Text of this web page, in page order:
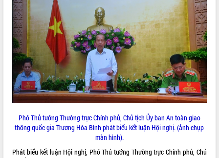
phá cơ chế - Hợp tác công tư
Đề án 06 tạo bước ngoặt đột phá trong
cải cách hành chính tỉnh Đắk Lắk
Kết nối tour, đẩy mạnh chuyển đổi số
để phát triển du lịch Đắk Lắk
Khởi động Dự án Đầu tư xây dựng hạ
tầng kỹ thuật Cụm công nghiệp Tân
Tiến
Gặp mặt các cơ quan báo chí nhân Kỷ
niệm 101 năm Ngày Báo chí Cách
mạng Việt Nam
Đắk Lắk sơ kết 4 năm triển khai thực
Họp báo thông tin về Hội nghị Công bố
Phó Thủ tướng Thường trực Chính phủ, Chủ tịch Ủy ban An toàn giao
thông quốc gia Trương Hòa Bình phát biểu kết luận Hội nghị. (ảnh chụp
màn hình).
Phát biểu kết luận Hội nghị, Phó Thủ tướng Thường trực Chính phủ, Chủ